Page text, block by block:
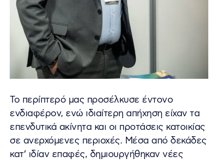
Το περίπτερό μας προσέλκυσε έντονο
ενδιαφέρον, ενώ ιδιαίτερη απήχηση είχαν τα
επενδυτικά ακίνητα και οι προτάσεις κατοικίας
σε ανερχόμενες περιοχές. Μέσα από δεκάδες
κατ’ ιδίαν επαφές, δημιουργήθηκαν νέες